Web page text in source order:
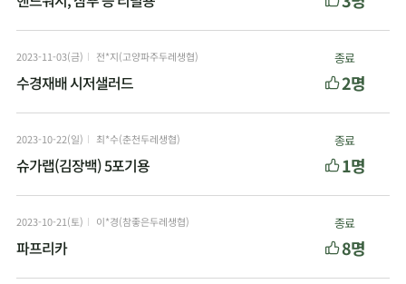
2023-11-03(금) 전*지(고양파주두레생협)
수경재배 시저샐러드
종료
2명
2023-10-22(일) 최*수(춘천두레생협)
슈가랩(김장백) 5포기용
종료
1명
2023-10-21(토) 이*경(참좋은두레생협)
파프리카
종료
8명